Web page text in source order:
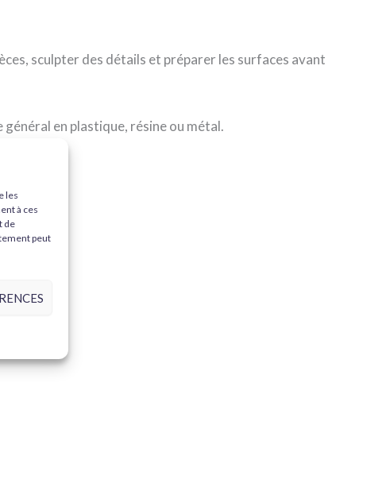
les
à ces
de
peut
sculpter des détails et préparer les surfaces avant
en plastique, résine ou métal.